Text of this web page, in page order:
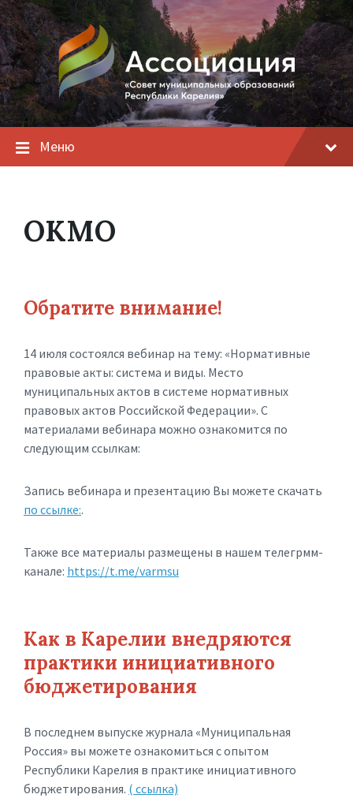
Меню
ОКМО
Обратите внимание!
14 июля состоялся вебинар на тему: «Нормативные
правовые акты: система и виды. Место
муниципальных актов в системе нормативных
правовых актов Российской Федерации». С
материалами вебинара можно ознакомится по
следующим ссылкам:
Запись вебинара и презентацию Вы можете скачать
по ссылке:.
Также все материалы размещены в нашем телегрмм-
канале: https://t.me/varmsu
Как в Карелии внедряются
практики инициативного
бюджетирования
В последнем выпуске журнала «Муниципальная
Россия» вы можете ознакомиться с опытом
Республики Карелия в практике инициативного
бюджетирования. ( ссылка)